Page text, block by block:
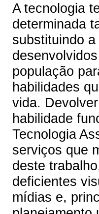
A tecnologia
determinada
substituindo
população
habilidades
vida.
habilidade
Tecnologia
serviços que
deste
deficientes
mídias e,